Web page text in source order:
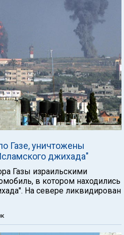
Газе, уничтожены
джихада"
Газы израильскими
в котором находились
На севере ликвидирован